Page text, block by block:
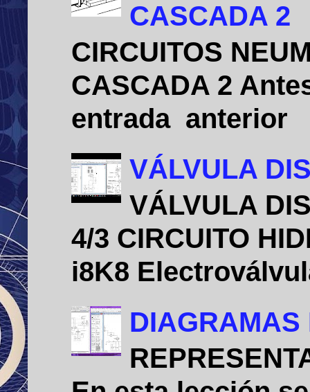
CASCADA 2
CIRCUITOS
CASCADA 2
entrada anterior
VÁLVULA
VÁLVULA
4/3 CIRCUITO
i8K8
DIAGRAMAS